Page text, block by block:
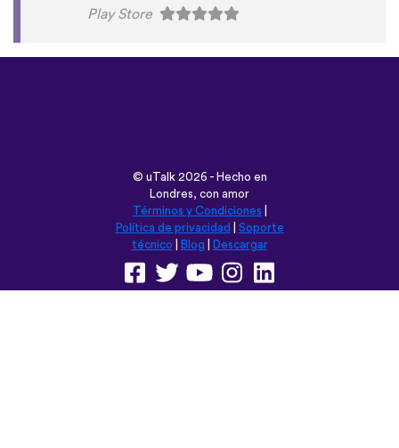
Play Store
© uTalk2026 - Hecho en
Londres, con amor
Términos y Condiciones
Política de privacidad
Soporte
técnico
Blog Descargar